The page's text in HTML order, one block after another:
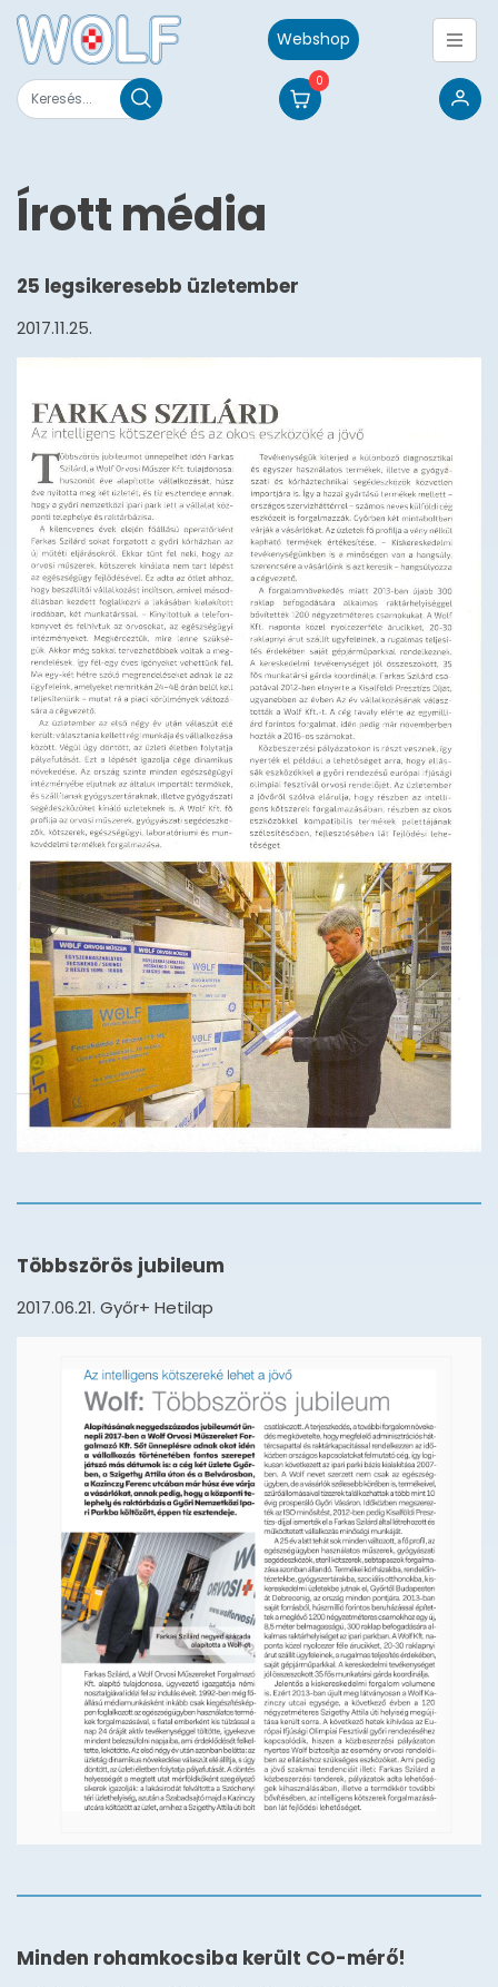
Webshop
0
Írott média
25 legsikeresebb üzletember
2017.11.25.
Többszörös jubileum
2017.06.21. Győr+ Hetilap
Minden rohamkocsiba került CO-mérő!